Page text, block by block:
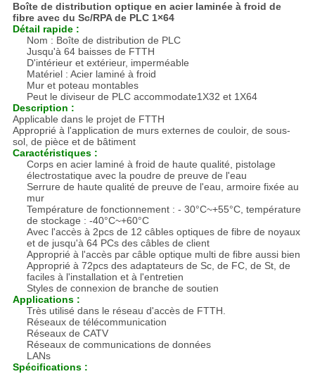
Boîte de distribution optique en acier laminée à froid de
fibre avec du Sc/RPA de PLC 1×64
Détail rapide :
Nom : Boîte de distribution de PLC
Jusqu'à 64 baisses de FTTH
D'intérieur et extérieur, imperméable
Matériel : Acier laminé à froid
Mur et poteau montables
Peut le diviseur de PLC accommodate1X32 et 1X64
Description :
Applicable dans le projet de FTTH
Approprié à l'application de murs externes de couloir, de sous-
sol, de pièce et de bâtiment
Caractéristiques :
Corps en acier laminé à froid de haute qualité, pistolage
électrostatique avec la poudre de preuve de l'eau
Serrure de haute qualité de preuve de l'eau, armoire fixée au
mur
Température de fonctionnement : - 30°C~+55°C, température
de stockage : -40°C~+60°C
Avec l'accès à 2pcs de 12 câbles optiques de fibre de noyaux
et de jusqu'à 64 PCs des câbles de client
Approprié à l'accès par câble optique multi de fibre aussi bien
Approprié à 72pcs des adaptateurs de Sc, de FC, de St, de
faciles à l'installation et à l'entretien
Styles de connexion de branche de soutien
Applications :
Très utilisé dans le réseau d'accès de FTTH.
Réseaux de télécommunication
Réseaux de CATV
Réseaux de communications de données
LANs
Spécifications :